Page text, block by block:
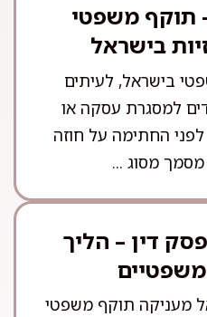
– תוקף משפטי
בישראל
בישראל, לעיתים
למסגרת עסקה או
החתימה על חוזה
מסמך מסוג ...
דין – הליך
משפטיים
מעניקה תוקף משפטי